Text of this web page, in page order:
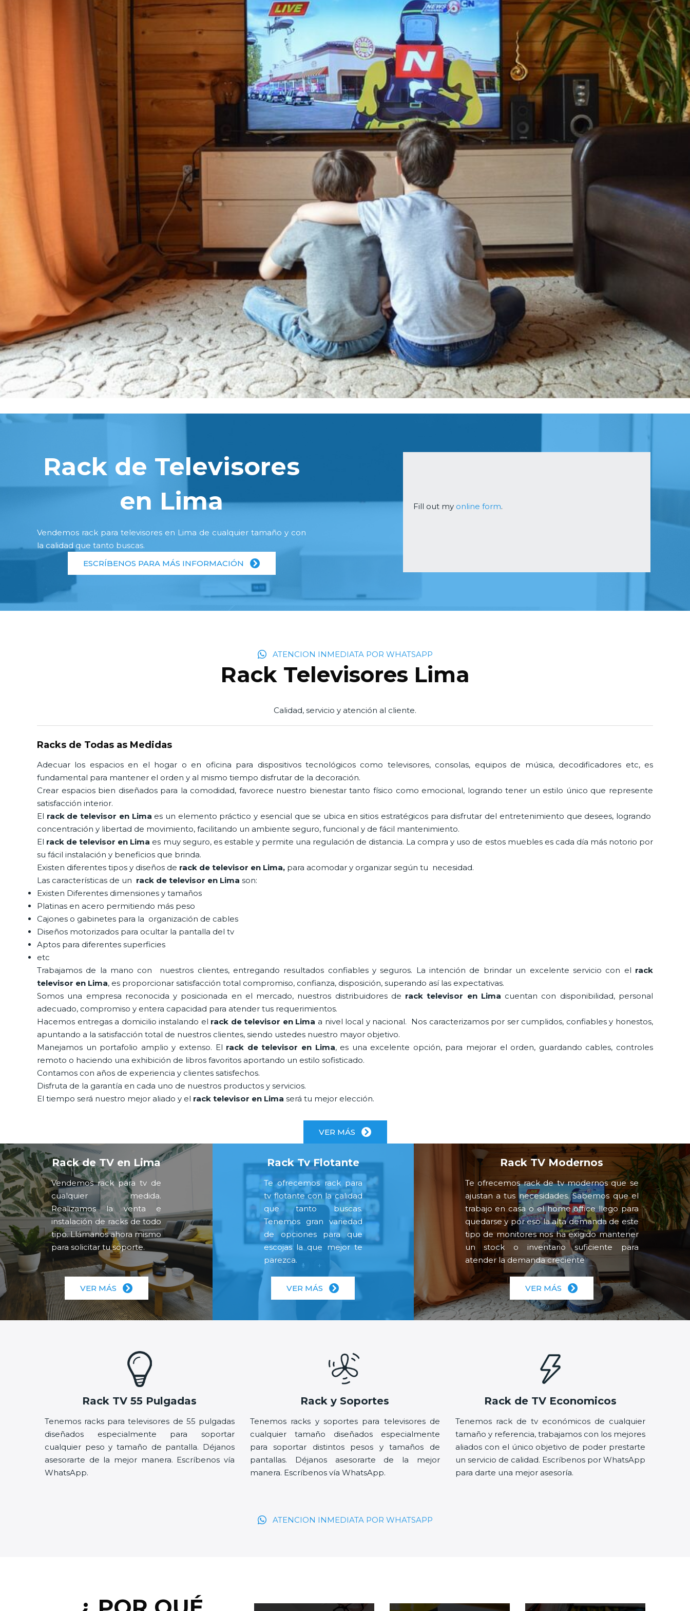
Rack de Televisores
en Lima
Vendemos rack para televisores en Lima de cualquier tamaño y con
la calidad que tanto buscas.
ESCRÍBENOS PARA MÁS INFORMACIÓN
Fill out my online form.
ATENCION INMEDIATA POR WHATSAPP
Rack Televisores Lima
Calidad, servicio y atención al cliente.
Racks de Todas as Medidas
Adecuar los espacios en el hogar o en oficina para dispositivos tecnológicos como televisores, consolas, equipos de música, decodificadores etc, es
fundamental para mantener el orden y al mismo tiempo disfrutar de la decoración.
Crear espacios bien diseñados para la comodidad, favorece nuestro bienestar tanto físico como emocional, logrando tener un estilo único que represente
satisfacción interior.
El rack de televisor en Lima es un elemento práctico y esencial que se ubica en sitios estratégicos para disfrutar del entretenimiento que desees, logrando
concentración y libertad de movimiento, facilitando un ambiente seguro, funcional y de fácil mantenimiento.
El rack de televisor en Lima es muy seguro, es estable y permite una regulación de distancia. La compra y uso de estos muebles es cada día más notorio por
su fácil instalación y beneficios que brinda.
Existen diferentes tipos y diseños de rack de televisor en Lima, para acomodar y organizar según tu necesidad.
Las características de un rack de televisor en Lima son:
Existen Diferentes dimensiones y tamaños
Platinas en acero permitiendo más peso
Cajones o gabinetes para la organización de cables
Diseños motorizados para ocultar la pantalla del tv
Aptos para diferentes superficies
etc
Trabajamos de la mano con nuestros clientes, entregando resultados confiables y seguros. La intención de brindar un excelente servicio con el rack
televisor en Lima, es proporcionar satisfacción total compromiso, confianza, disposición, superando así las expectativas.
Somos una empresa reconocida y posicionada en el mercado, nuestros distribuidores de rack televisor en Lima cuentan con disponibilidad, personal
adecuado, compromiso y entera capacidad para atender tus requerimientos.
Hacemos entregas a domicilio instalando el rack de televisor en Lima a nivel local y nacional. Nos caracterizamos por ser cumplidos, confiables y honestos,
apuntando a la satisfacción total de nuestros clientes, siendo ustedes nuestro mayor objetivo.
Manejamos un portafolio amplio y extenso. El rack de televisor en Lima, es una excelente opción, para mejorar el orden, guardando cables, controles
remoto o haciendo una exhibición de libros favoritos aportando un estilo sofisticado.
Contamos con años de experiencia y clientes satisfechos.
Disfruta de la garantía en cada uno de nuestros productos y servicios.
El tiempo será nuestro mejor aliado y el rack televisor en Lima será tu mejor elección.
VER MÁS
Rack de TV en Lima
Vendemos rack para tv de
cualquier medida.
Realizamos la venta e
instalación de racks de todo
tipo. Llámanos ahora mismo
para solicitar tu soporte.
VER MÁS
Rack Tv Flotante
Te ofrecemos rack para
tv flotante con la calidad
que tanto buscas.
Tenemos gran variedad
de opciones para que
escojas la que mejor te
parezca.
VER MÁS
Rack TV Modernos
Te ofrecemos rack de tv modernos que se
ajustan a tus necesidades. Sabemos que el
trabajo en casa o el home office llego para
quedarse y por eso la alta demanda de este
tipo de monitores nos ha exigido mantener
un stock o inventario suficiente para
atender la demanda creciente
VER MÁS
Rack TV 55 Pulgadas
Tenemos racks para televisores de 55 pulgadas
diseñados especialmente para soportar
cualquier peso y tamaño de pantalla. Déjanos
asesorarte de la mejor manera. Escríbenos vía
WhatsApp.
Rack y Soportes
Tenemos racks y soportes para televisores de
cualquier tamaño diseñados especialmente
para soportar distintos pesos y tamaños de
pantallas. Déjanos asesorarte de la mejor
manera. Escríbenos vía WhatsApp.
Rack de TV Economicos
Tenemos rack de tv económicos de cualquier
tamaño y referencia, trabajamos con los mejores
aliados con el único objetivo de poder prestarte
un servicio de calidad. Escríbenos por WhatsApp
para darte una mejor asesoría.
ATENCION INMEDIATA POR WHATSAPP